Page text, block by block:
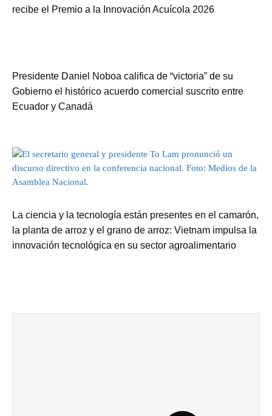
recibe el Premio a la Innovación Acuícola 2026
Presidente Daniel Noboa califica de “victoria” de su
Gobierno el histórico acuerdo comercial suscrito entre
Ecuador y Canadá
La ciencia y la tecnología están presentes en el camarón,
la planta de arroz y el grano de arroz: Vietnam impulsa la
innovación tecnológica en su sector agroalimentario